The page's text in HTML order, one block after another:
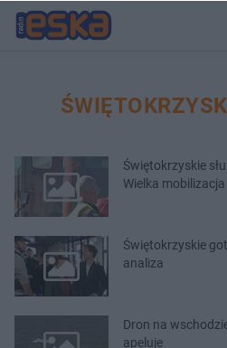
Świętokrzyskie
Wielka mobilizacja
Świętokrzyskie
analiza
Dron na
apeluje